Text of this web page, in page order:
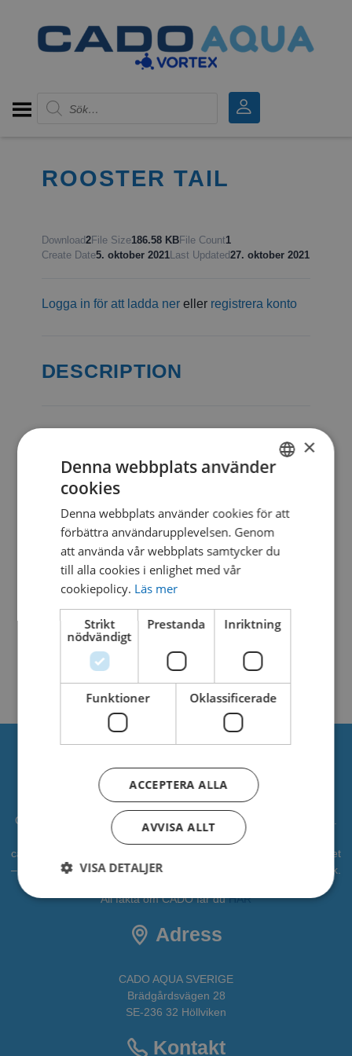
Produktsökning
ROOSTER TAIL
Download2File Size186.58 KBFile Count1
Create Date5. oktober 2021Last Updated27. oktober 2021
Logga in för att ladda nereller registrera konto
DESCRIPTION
DWG
SIMILAR DOWNLOADS
No related download found!
Kjell Parmborn Updated 27. oktober 2021
Om oss
CADO är en professionell leverantör av vattenlek, lekplatser mm.
Vi har levererat vattenlek till kommuner, djurparker och
campingplatser. Vi vill bidra som en partner i alla faser av projektet
– från idé till verklighet. CADOAQUA är vår avdelning för vattenlek.
All fakta om CADO får du HÄR
Adress
CADO AQUA SVERIGE
Brädgårdsvägen 28
SE-236 32 Höllviken
Kontakt
DANISH
×
Denna webbplats använder
cookies
Denna webbplats använder cookies för att
förbättra användarupplevelsen. Genom
att använda vår webbplats samtycker du
till alla cookies i enlighet med vår
cookiepolicy. Läs mer
Strikt
nödvändigt
Prestanda Inriktning
Funktioner Oklassificerade
ACCEPTERA ALLA
AVVISA ALLT
VISA DETALJER